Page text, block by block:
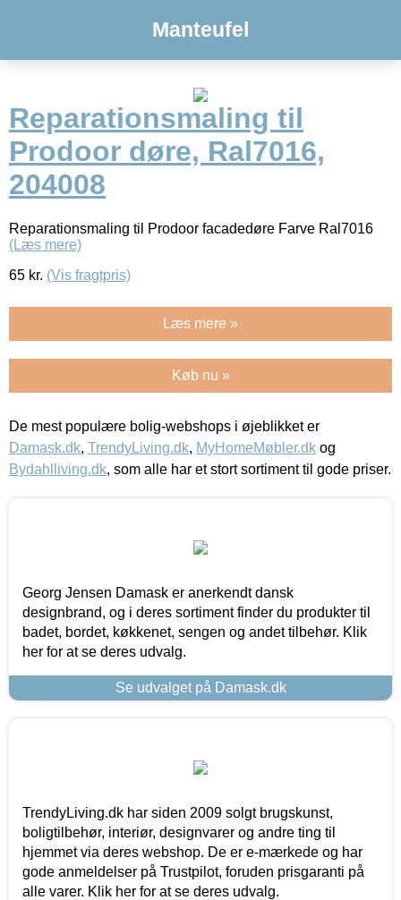
Manteufel
Reparationsmaling til
Prodoor døre, Ral7016,
204008
Reparationsmaling til Prodoor facadedøre Farve Ral7016
(Læs mere)
65 kr. (Vis fragtpris)
Læs mere »
Køb nu »
De mest populære bolig-webshops i øjeblikket er
Damask.dk, TrendyLiving.dk, MyHomeMøbler.dk og
Bydahlliving.dk, som alle har et stort sortiment til gode priser.
Georg Jensen Damask er anerkendt dansk
designbrand, og i deres sortiment finder du produkter til
badet, bordet, køkkenet, sengen og andet tilbehør. Klik
her for at se deres udvalg.
Se udvalget på Damask.dk
TrendyLiving.dk har siden 2009 solgt brugskunst,
boligtilbehør, interiør, designvarer og andre ting til
hjemmet via deres webshop. De er e-mærkede og har
gode anmeldelser på Trustpilot, foruden prisgaranti på
alle varer. Klik her for at se deres udvalg.